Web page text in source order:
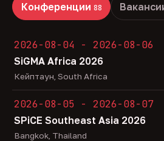
Конференции 88
2026-08-04 - 2026-08-06
SiGMA Africa 2026
Кейптаун, South Africa
2026-08-05 - 2026-08-07
SPiCE Southeast Asia 2026
Bangkok, Thailand